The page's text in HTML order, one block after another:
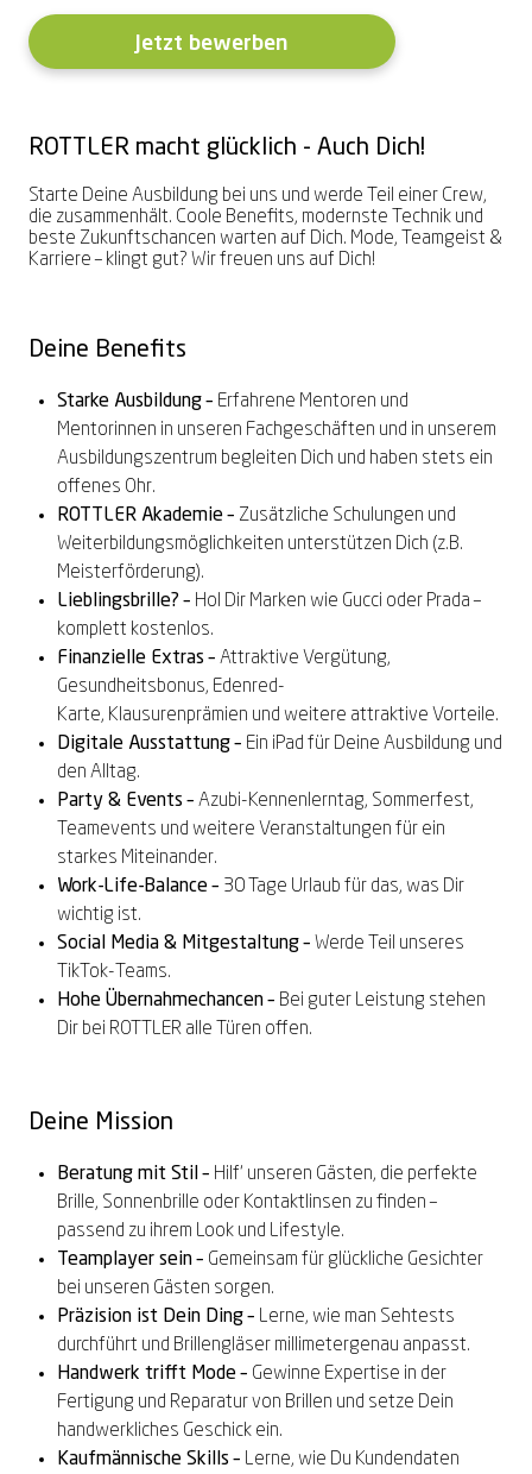
Jetzt bewerben
ROTTLER macht glücklich - Auch Dich!
Starte Deine Ausbildung bei uns und werde Teil einer Crew,
die zusammenhält. Coole Benefits, modernste Technik und
beste Zukunftschancen warten auf Dich. Mode, Teamgeist &
Karriere – klingt gut? Wir freuen uns auf Dich!
Deine Benefits
Starke Ausbildung – Erfahrene Mentoren und
Mentorinnen in unseren Fachgeschäften und in unserem
Ausbildungszentrum begleiten Dich und haben stets ein
offenes Ohr.
ROTTLER Akademie – Zusätzliche Schulungen und
Weiterbildungsmöglichkeiten unterstützen Dich (z.B.
Meisterförderung).
Lieblingsbrille? – Hol Dir Marken wie Gucci oder Prada –
komplett kostenlos.
Finanzielle Extras – Attraktive Vergütung,
Gesundheitsbonus, Edenred-
Karte, Klausurenprämien und weitere attraktive Vorteile.
Digitale Ausstattung – Ein iPad für Deine Ausbildung und
den Alltag.
Party & Events – Azubi-Kennenlerntag, Sommerfest,
Teamevents und weitere Veranstaltungen für ein
starkes Miteinander.
Work-Life-Balance – 30 Tage Urlaub für das, was Dir
wichtig ist.
Social
Media & Mitgestaltung– Werde Teil unseres
TikTok-Teams.
Hohe Übernahmechancen – Bei guter Leistung stehen
Dir bei ROTTLER alle Türen offen.
Deine Mission
Beratung mit Stil – Hilf‘ unseren Gästen, die perfekte
Brille, Sonnenbrille oder Kontaktlinsen zu finden –
passend zu ihrem Look und Lifestyle.
Teamplayer sein– Gemeinsam für glückliche Gesichter
bei unseren Gästen sorgen.
Präzision ist Dein Ding – Lerne, wie man Sehtests
durchführt und Brillengläser millimetergenau anpasst.
Handwerk trifft Mode – Gewinne Expertise in der
Fertigung und Reparatur von Brillen und setze Dein
handwerkliches Geschick ein.
Kaufmännische Skills – Lerne, wie Du Kundendaten
Gaming-Brille
Zeiss
Hoya
Exklusive Marken
Alle Marken entdecken →
2 Brillen = 1 Preis – teilbar
1. Brille für Dich, 2. Brille für Deine
Bei jeder Brille & Sonnenbrille²
Exklusive Marken
Alle Marken entdecken →
Sonnenbrille zum
Komplettpreis
Bis zu 50% sparen³
PRECISION
Alle Marken entdecken →
LuckyLens
Deine bequeme Linsen-Flat
Kontaktlinsen online entdecken
Online-Hörtest
Nulltarif-Hörgeräte
Dein HörGlück ab € 0,-⁰
Schon ab € 249,90¹
Sorglospaket
Termin vereinbaren
Vereinbare bequem online Deinen
Termin
Schütze Deine neue Brille
Alle Leistungen entdecken →
Sommer-Gewinnspiel
Hörgeräte Nulltarif
Alle Angebote entdecken →